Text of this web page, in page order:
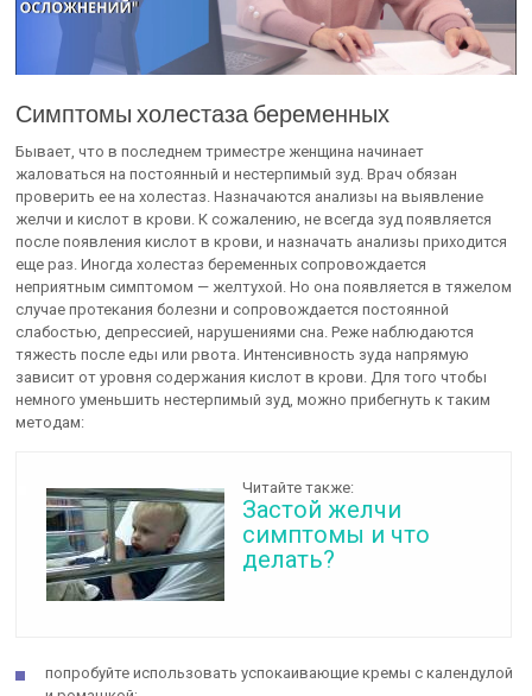
Симптомы холестаза беременных
Бывает, что в последнем триместре женщина начинает
жаловаться на постоянный и нестерпимый зуд. Врач обязан
проверить ее на холестаз. Назначаются анализы на выявление
желчи и кислот в крови. К сожалению, не всегда зуд появляется
после появления кислот в крови, и назначать анализы приходится
еще раз. Иногда холестаз беременных сопровождается
неприятным симптомом — желтухой. Но она появляется в тяжелом
случае протекания болезни и сопровождается постоянной
слабостью, депрессией, нарушениями сна. Реже наблюдаются
тяжесть после еды или рвота. Интенсивность зуда напрямую
зависит от уровня содержания кислот в крови. Для того чтобы
немного уменьшить нестерпимый зуд, можно прибегнуть к таким
методам:
Читайте также:
Застой желчи
симптомы и что
делать?
попробуйте использовать успокаивающие кремы с календулой